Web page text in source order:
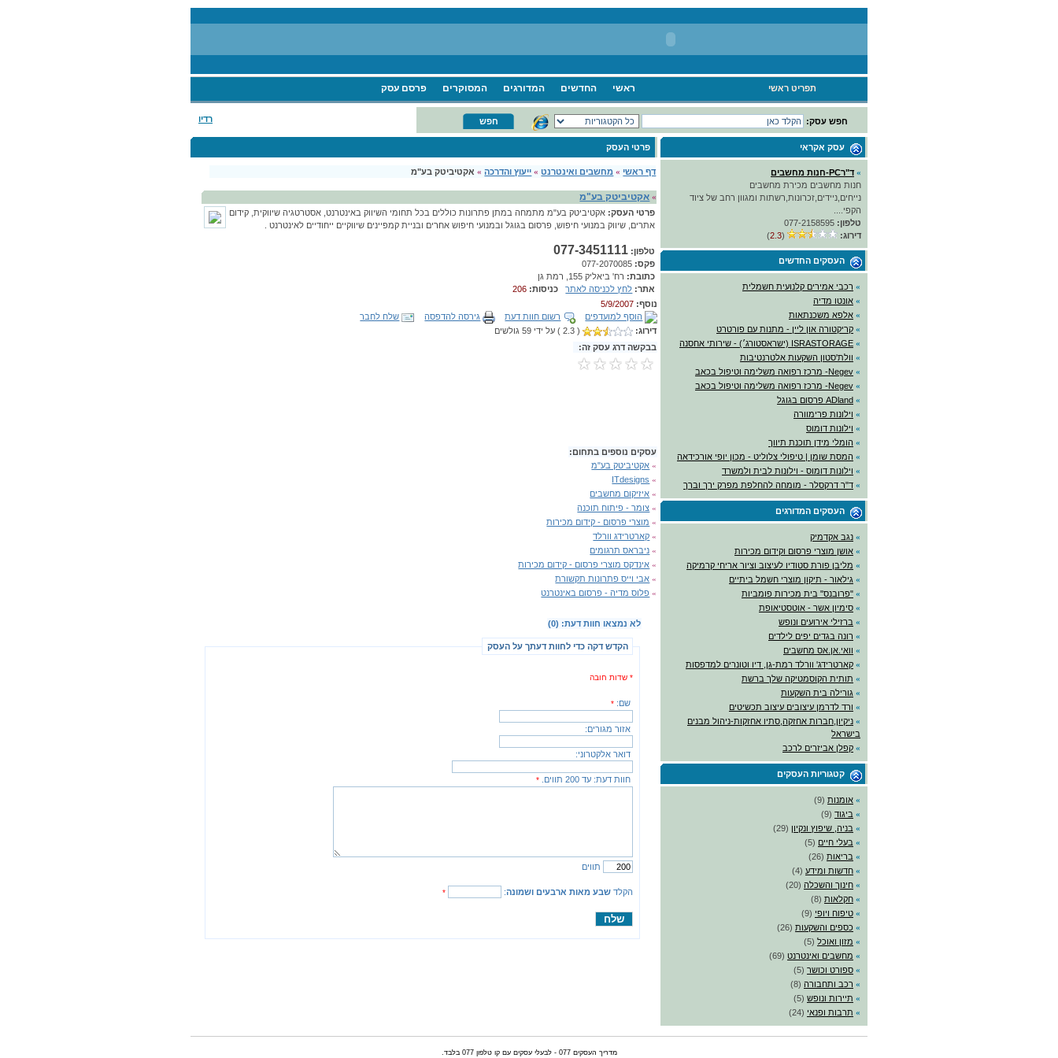
תפריט ראשי ראשי החדשים המדורגים המסוקרים פרסם עסק
חפש עסק: רדיו
פרטי העסק
דף ראשי » מחשבים ואינטרנט » ייעוץ והדרכה » אקטיביטק בע"מ
» אקטיביטק בע"מ
פרטי העסק: אקטיביטק בע"מ מתמחה במתן פתרונות כוללים בכל תחומי השיווק באינטרנט, אסטרטגיה שיווקית, קידום
אתרים, שיווק במנועי חיפוש, פרסום בגוגל ובמנועי חיפוש אחרים ובניית קמפיינים שיווקיים ייחודיים לאינטרנט .
טלפון: 077-3451111
פקס: 077-2070085
כתובת: רח' ביאליק 155, רמת גן
אתר: לחץ לכניסה לאתר כניסות: 206
נוסף: 5/9/2007
הוסף למועדפים
רשום חוות דעת גירסה להדפסה
שלח לחבר
דירוג:
( 2.3 ) על ידי 59 גולשים
בבקשה דרג עסק זה:
עסקים נוספים בתחום:
» אקטיביטק בע"מ
»
ITdesigns
» איזיקום מחשבים
» צומר - פיתוח תוכנה
» מוצרי פרסום - קידום מכירות
» קארטרידג וורלד
» ניבראס תרגומים
» אינדקס מוצרי פרסום - קידום מכירות
» אבי וייס פתרונות תקשורת
» פלוס מדיה - פרסום באינטרנט
לא נמצאו חוות דעת: (0)
הקדש דקה כדי לחוות דעתך על העסק
* שדות חובה
שם: *
אזור מגורים:
דואר אלקטרוני:
חוות דעת: עד 200 תווים. *
תווים
הקלד שבע מאות ארבעים ושמונה:
*
עסק אקראי
» ד"רPC-חנות מחשבים
חנות מחשבים מכירת מחשבים
נייחים,ניידים,זכרונות,רשתות ומגוון רחב של ציוד
הקפי....
טלפון: 077-2158595
דירוג:
(
2.3
)
העסקים החדשים
» רכבי אמירים קלנועית חשמלית
» אונטו מדיה
» אלפא משכנתאות
» קריקטורה און ליין - מתנות עם פורטרט
» ISRASTORAGE (ישראסטורג׳) - שירותי אחסנה
» וולת'סטון השקעות אלטרנטיבות
» Negev- מרכז רפואה משלימה וטיפול בכאב
» Negev- מרכז רפואה משלימה וטיפול בכאב
» ADland פרסום בגוגל
» וילונות פרימוורה
» וילונות דומוס
» הומלי מידן תוכנת תיווך
» המסת שומן | טיפולי צלוליט - מכון יופי אורכידאה
» וילונות דומוס - וילונות לבית ולמשרד
» ד"ר דרקסלר - מומחה להחלפת מפרק ירך וברך
העסקים המדורגים
» נגב אקדמיק
» אושן מוצרי פרסום וקידום מכירות
» מליבן פורת סטודיו לעיצוב וציור אריחי קרמיקה
» גילאור - תיקון מוצרי חשמל ביתיים
» "פרובנס" בית מכירות פומביות
» סימיון אשר - אוטסטיאופת
» ברזילי אירועים ונופש
» רונה בגדים יפים לילדים
» וואי.אן.אס מחשבים
» קארטרידג' וורלד רמת-גן, דיו וטונרים למדפסות
» תותית הקוסמטיקה שלך ברשת
» גורילה בית השקעות
» ורד לדרמן עיצובים עיצוב תכשיטים
» ניקיון,חברות אחזקה,סתיו אחזקות-ניהול מבנים
בישראל
» קפלן אביזרים לרכב
קטגוריות העסקים
» אומנות (9)
» ביגוד (9)
» בניה, שיפוץ ונקיון (29)
» בעלי חיים (5)
» בריאות (26)
» חדשות ומידע (4)
» חינוך והשכלה (20)
» חקלאות (8)
» טיפוח ויופי (9)
» כספים והשקעות (26)
» מזון ואוכל (5)
» מחשבים ואינטרנט (69)
» ספורט וכושר (5)
» רכב ותחבורה (8)
» תיירות ונופש (5)
» תרבות ופנאי (24)
מדריך העסקים 077 - לבעלי עסקים עם קו טלפון 077 בלבד.